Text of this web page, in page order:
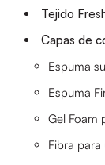
Tejido
Capas de
Espuma
Espuma
Gel Foam
Fibra